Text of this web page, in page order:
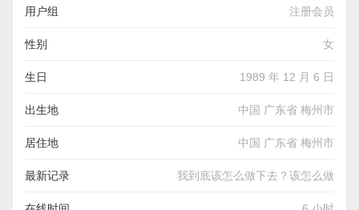
用户组 注册会员
性别 女
生日 1989 年 12 月 6 日
出生地 中国 广东省 梅州市
居住地 中国 广东省 梅州市
最新记录 我到底该怎么做下去？该怎么做